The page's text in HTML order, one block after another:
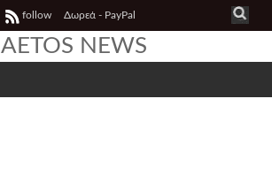
follow Δωρεά - PayPal
AETOS NEWS